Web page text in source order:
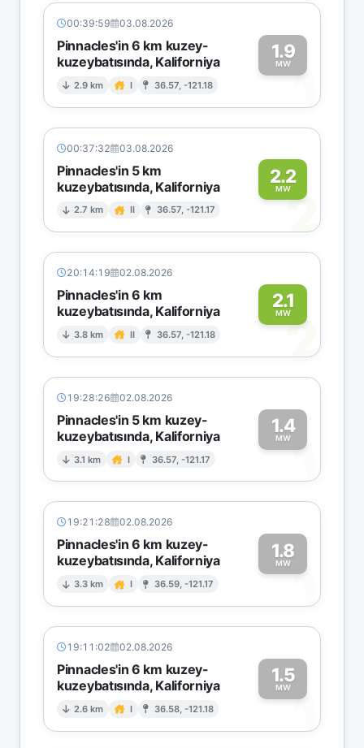
00:39:59 03.08.2026
Pinnacles'in 6 km kuzey-
kuzeybatısında, Kaliforniya
2.9 km I 36.57, -121.18
1.9
MW1
00:37:32 03.08.2026
Pinnacles'in 5 km
kuzeybatısında, Kaliforniya
2.7 km II 36.57, -121.17
2.2
MW2
20:14:19 02.08.2026
Pinnacles'in 6 km
kuzeybatısında, Kaliforniya
3.8 km II 36.57, -121.18
2.1
MW
2
19:28:26 02.08.2026
Pinnacles'in 5 km kuzey-
kuzeybatısında, Kaliforniya
3.1 km I 36.57, -121.17
1.4
MW1
19:21:28 02.08.2026
Pinnacles'in 6 km kuzey-
kuzeybatısında, Kaliforniya
3.3 km I 36.59, -121.17
1.8
MW1
19:11:02 02.08.2026
Pinnacles'in 6 km kuzey-
kuzeybatısında, Kaliforniya
2.6 km I 36.58, -121.18
1.5
MW1